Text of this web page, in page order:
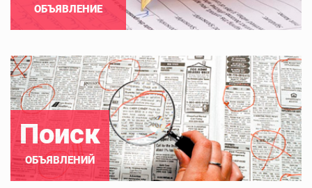
ОБЪЯВЛЕНИЕ
Поиск
ОБЪЯВЛЕНИЙ